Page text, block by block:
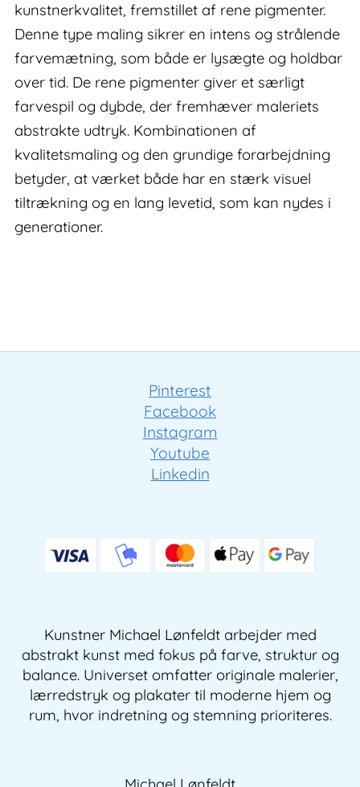
kunstnerkvalitet, fremstillet af rene pigmenter.
Denne type maling sikrer en intens og strålende
farvemætning, som både er lysægte og holdbar
over tid. De rene pigmenter giver et særligt
farvespil og dybde, der fremhæver maleriets
abstrakte udtryk. Kombinationen af
kvalitetsmaling og den grundige forarbejdning
betyder, at værket både har en stærk visuel
tiltrækning og en lang levetid, som kan nydes i
generationer.
Pinterest
Facebook
Instagram
Youtube
Linkedin
Kunstner Michael Lønfeldt arbejder med
abstrakt kunst med fokus på farve, struktur og
balance. Universet omfatter originale malerier,
lærredstryk og plakater til moderne hjem og
rum, hvor indretning og stemning prioriteres.